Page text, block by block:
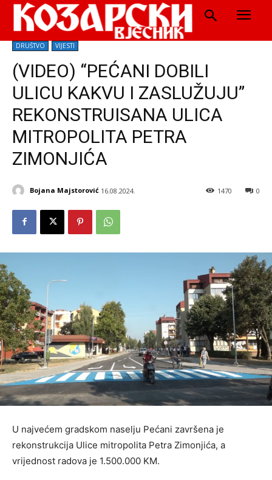
DRUŠTVO VIJESTI
(VIDEO) “PEĆANI DOBILI
ULICU KAKVU I ZASLUŽUJU”
REKONSTRUISANA ULICA
MITROPOLITA PETRA
ZIMONJIĆA
Bojana Majstorović 16.08.2024. 0
1470
U najvećem gradskom naselju Pećani završena je
rekonstrukcija Ulice mitropolita Petra Zimonjića, a
vrijednost radova je 1.500.000 KM.